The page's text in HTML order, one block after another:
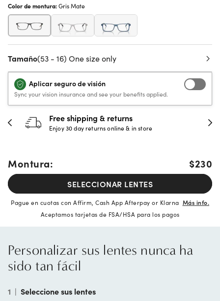
Color de montura:Gris Mate
Tamaño(53 - 16) One size only
Aplicar seguro de visión
Sync your vision insurance and see your benefits applied.
30-day happiness guarantee
Full refund or replacement within 30 days
Montura: $230
SELECCIONAR LENTES
Pague en cuotas con Affirm, Cash App Afterpay or Klarna Más info.
Aceptamos tarjetas de FSA/HSA para los pagos
Personalizar sus lentes nunca ha
sido tan fácil
1 | Seleccione sus lentes